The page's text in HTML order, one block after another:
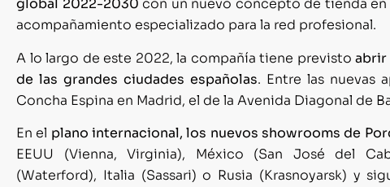
global 2022-2030 con un nuevo concepto de tienda
acompañamiento especializado para la red profesional.
A lo largo de este 2022, la compañía tiene previstoabrir
de las grandes ciudades españolas. Entre las nuevas
Concha Espina en Madrid, el de la Avenida Diagonal de
En el plano internacional, los nuevos showrooms de
EEUU (Vienna, Virginia), México (San José del
(Waterford), Italia (Sassari) o Rusia (Krasnoyarsk) y